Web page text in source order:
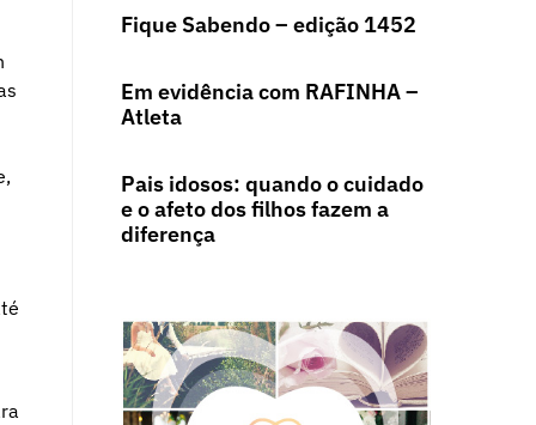
Fique Sabendo – edição 1452
Em evidência com RAFINHA –
Atleta
Pais idosos: quando o cuidado
e o afeto dos filhos fazem a
diferença